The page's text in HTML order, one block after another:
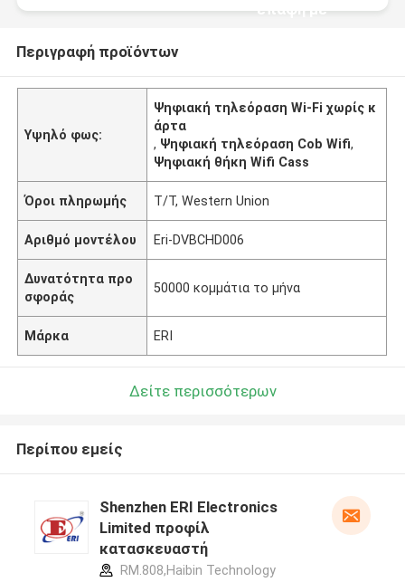
επαφή με
Περιγραφή προϊόντων
Υψηλό φως:
Ψηφιακή τηλεόραση Wi-Fi χωρίς κ
άρτα
, Ψηφιακή τηλεόραση Cob Wifi,
Ψηφιακή θήκη Wifi Cass
Όροι πληρωμής T/T, Western Union
Αριθμό μοντέλου Eri-DVBCHD006
Δυνατότητα προ
σφοράς
50000 κομμάτια το μήνα
Μάρκα ERI
Δείτε περισσότερων
Περίπου εμείς
Shenzhen ERI Electronics
Limited προφίλ
κατασκευαστή
RM.808,Haibin Technology